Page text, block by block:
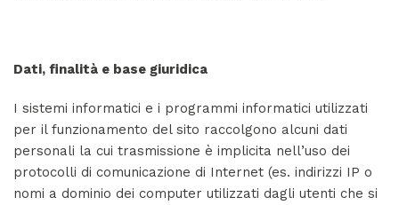
Dati, finalità e base giuridica
I sistemi informatici e i programmi informatici utilizzati
per il funzionamento del sito raccolgono alcuni dati
personali la cui trasmissione è implicita nell’uso dei
protocolli di comunicazione di Internet (es. indirizzi IP o
nomi a dominio dei computer utilizzati dagli utenti che si